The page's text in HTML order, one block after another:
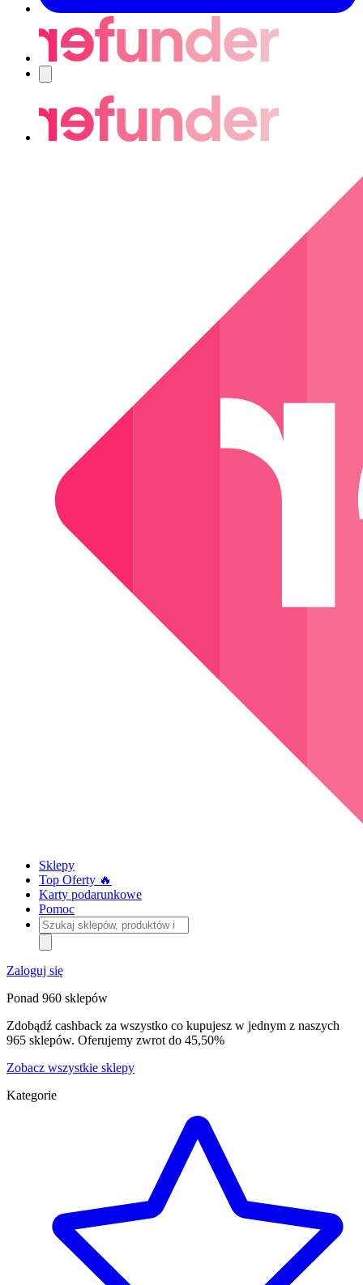
Sklepy
Top Oferty 🔥
Karty podarunkowe
Pomoc
Szukaj
sklepów,
produktów
i
kategorii
Zaloguj się
Ponad 960 sklepów
Zdobądź cashback za wszystko co kupujesz w jednym z naszych
965 sklepów. Oferujemy zwrot do 45,50%
Zobacz wszystkie sklepy
Kategorie